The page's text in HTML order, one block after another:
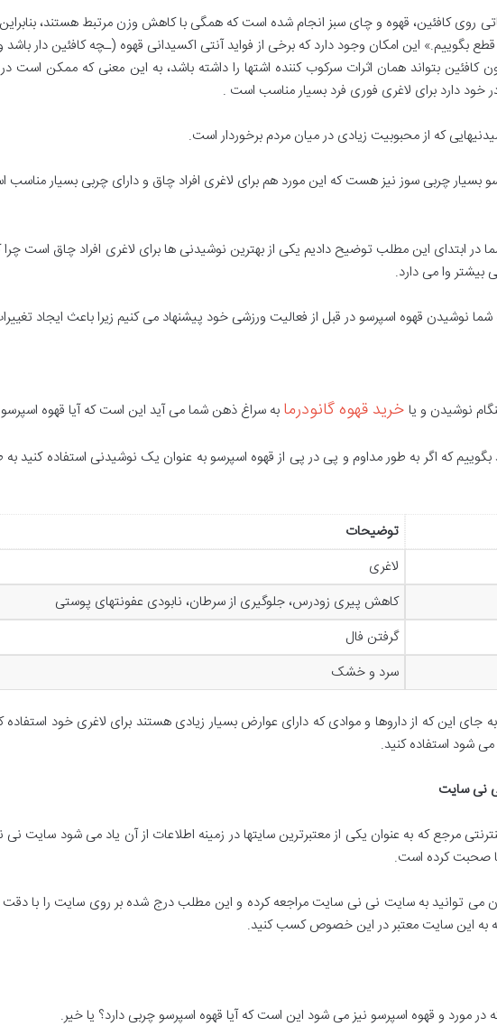
روی کافئین، قهوه و چای سبز انجام شده است که همگی با کاهش وزن مرتبط هستند،
قطع بگوییم.» این امکان وجود دارد که برخی از فواید آنتی اکسیدانی قهوه (ـچه کافئین
کافئین بتواند همان اثرات سرکوب کننده اشتها را داشته باشد، به این معنی که ممکن
خود دارد برای لاغری فوری فرد بسیار مناسب است .
که از محبوبیت زیادی در میان مردم برخوردار است.
بسیار چربی سوز نیز هست که این مورد هم برای لاغری افراد چاق و دارای چربی بسیار
ابتدای این مطلب توضیح دادیم یکی از بهترین نوشیدنی ها برای لاغری افراد چاق است چرا
بیشتر وا می دارد.
نوشیدن قهوه اسپرسو در قبل از فعالیت ورزشی خود پیشنهاد می کنیم زیرا باعث ایجاد
نوشیدن و یا خريد قهوه گانودرمابه سراغ ذهن شما می آید این است که آیا قهوه اسپرسو
بگوییم که اگر به طور مداوم و پی در پی از قهوه اسپرسو به عنوان یک نوشیدنی استفاده
توضیحات
لاغری
کاهش پیری زودرس، جلوگیری از سرطان، نابودی عفونتهای پوستی
گرفتن فال
سرد و خشک
به جای این که از داروها و موادی که دارای عوارض بسیار زیادی هستند برای لاغری خود
شود استفاده کنید.
نی سایت
مرجع که به عنوان یکی از معتبرترین سایتها در زمینه اطلاعات از آن یاد می شود
صحبت کرده است.
می توانید به سایت نی نی سایت مراجعه کرده و این مطلب درج شده بر روی سایت را با دقت
به این سایت معتبر در این خصوص کسب کنید.
در مورد و قهوه اسپرسو نیز می شود این است که آیا قهوه اسپرسو چربی دارد؟ یا خیر.